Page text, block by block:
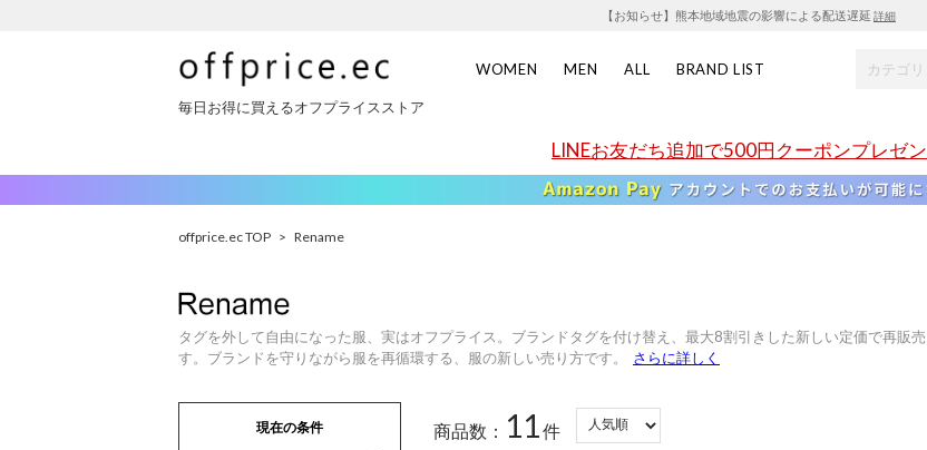
【お知らせ】熊本地域地震の影響による配送遅延 詳細
WOMEN MEN ALL BRAND LIST
毎日お得に買えるオフプライスストア
LINEお友だち追加で500円クーポンプレゼン
offprice.ec TOP > Rename
タグを外して自由になった服、実はオフプライス。ブランドタグを付け替え、最大8割引きした新しい定価で再販
す。ブランドを守りながら服を再循環する、服の新しい売り方です。
さらに詳しく
現在の条件
商品数： 11 件